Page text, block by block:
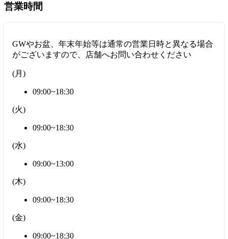
営業時間
GWやお盆、年末年始等は通常の営業日時と異なる場合
がございますので、店舗へお問い合わせください
(月 )
09:00~18:30
(火)
09:00~18:30
(水)
09:00~13:00
(木)
09:00~18:30
(金)
09:00~18:30